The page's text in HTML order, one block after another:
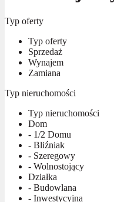
Typ oferty
Typ oferty
Sprzedaż
Wynajem
Zamiana
Typ nieruchomości
Typ nieruchomości
Dom
- 1/2 Domu
- Bliźniak
- Szeregowy
- Wolnostojący
Działka
- Budowlana
- Inwestycyjna